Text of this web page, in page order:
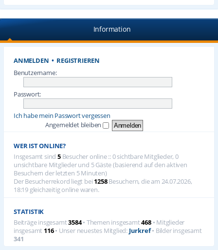
Information
ANMELDEN • REGISTRIEREN
Benutzername:
Passwort:
Ich habe mein Passwort vergessen
Angemeldet bleiben
WER IST ONLINE?
Insgesamt sind 5Besucher online :: 0 sichtbare Mitglieder, 0
unsichtbare Mitglieder und 5 Gäste (basierend auf den aktiven
Besuchern der letzten 5 Minuten)
Der Besucherrekord liegt bei 1258Besuchern, die am 24.07.2026,
18:19 gleichzeitig online waren.
STATISTIK
Beiträge insgesamt3584• Themen insgesamt468• Mitglieder
insgesamt 116• Unser neuestes Mitglied: Jurkref• Bilder insgesamt
341